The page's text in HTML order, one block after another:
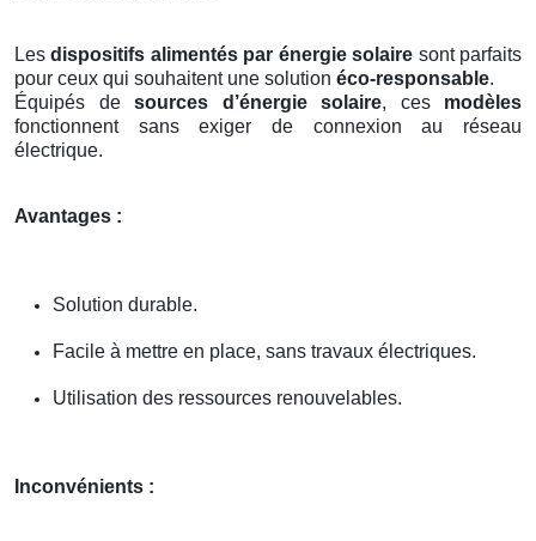
Lesdispositifs alimentés par énergie solaire sont parfaits
pour ceux qui souhaitent une solution éco-responsable.
Équipés de sources d’énergie solaire, ces modèles
fonctionnent sans exiger de connexion au réseau
électrique.
Avantages :
Solution durable.
Facile à mettre en place, sans travaux électriques.
Utilisation des ressources renouvelables.
Inconvénients :